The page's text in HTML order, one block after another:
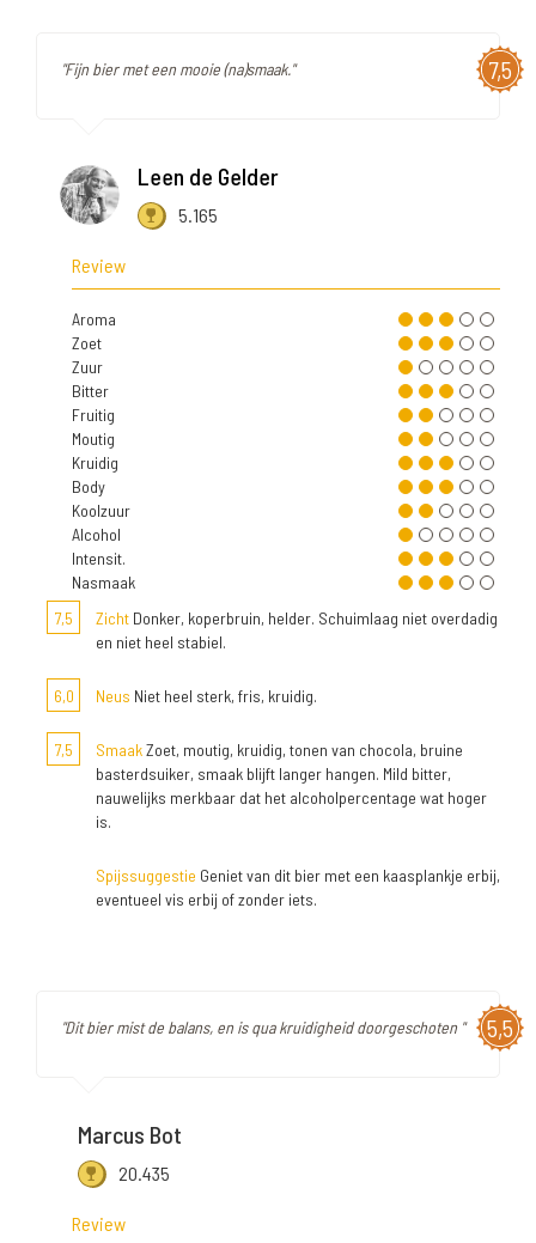
7,5
"Fijn bier met een mooie (na)smaak."
Leen de Gelder
5.165
Review
Aroma
Zoet
Zuur
Bitter
Fruitig
Moutig
Kruidig
Body
Koolzuur
Alcohol
Intensit.
Nasmaak
7,5
Zicht Donker, koperbruin, helder. Schuimlaag niet overdadig
en niet heel stabiel.
6,0 Neus Niet heel sterk, fris, kruidig.
7,5 SmaakZoet, moutig, kruidig, tonen van chocola, bruine
basterdsuiker, smaak blijft langer hangen. Mild bitter,
nauwelijks merkbaar dat het alcoholpercentage wat hoger
is.
Spijssuggestie Geniet van dit bier met een kaasplankje erbij,
eventueel vis erbij of zonder iets.
5,5
"Dit bier mist de balans, en is qua kruidigheid doorgeschoten "
Marcus Bot
20.435
Review